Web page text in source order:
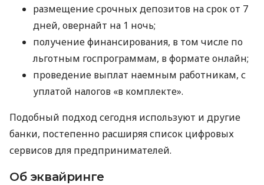
размещение срочных депозитов на срок от 7
дней, овернайт на 1 ночь;
получение финансирования, в том числе по
льготным госпрограммам, в формате онлайн;
проведение выплат наемным работникам, с
уплатой налогов «в комплекте».
Подобный подход сегодня используют и другие
банки, постепенно расширяя список цифровых
сервисов для предпринимателей.
Об эквайринге